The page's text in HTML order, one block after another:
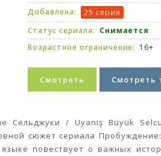
Добавлена:
25 серия
Статус сериала: Снимается
Возрастное ограничение: 16+
Смотреть Смотреть
Сельджуки / Uyaniş Büyük
сюжет сериала
повествует о важных